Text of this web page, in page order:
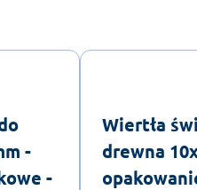
-
-
Wiertła
drewna